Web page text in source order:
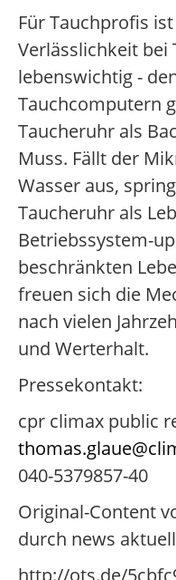
Für Tauchprofis
Verlässlichkeit bei
lebenswichtig -
Tauchcomputern
Taucheruhr als
Muss. Fällt der
Wasser aus,
Taucheruhr als
Betriebssystem-
beschränkten
freuen sich die
nach vielen
und Werterhalt.
Pressekontakt:
cpr climax public
040-5379857-40
Original-Content
durch news aktuell